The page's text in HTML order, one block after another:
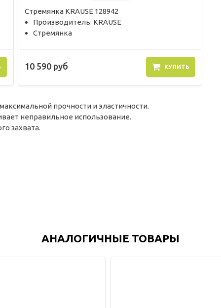
Стремянка KRAUSE 128942
Производитель: KRAUSE
Стремянка
10 590 руб КУПИТЬ
прочности и эластичности.
неправильное использование.
захвата.
АНАЛОГИЧНЫЕ ТОВАРЫ